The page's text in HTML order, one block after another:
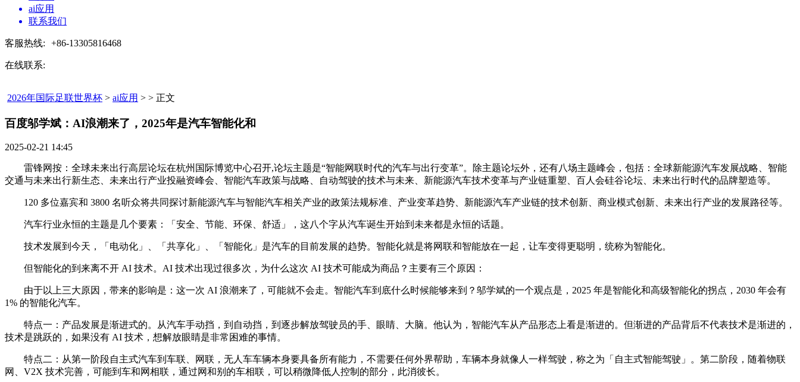
ai应用
联系我们
客服热线: +86-13305816468
在线联系:
2026年国际足联世界杯 > ai应用 > > 正文
百度邬学斌：AI浪潮来了，2025年是汽车智能化和​
2025-02-21 14:45
雷锋网按：全球未来出行高层论坛在杭州国际博览中心召开,论坛主题是“智能网联时代的汽车与出行变革”。除主题论坛外，还有八场主题峰会，包括：全球新能源汽车发展战略、智能
交通与未来出行新生态、未来出行产业投融资峰会、智能汽车政策与战略、自动驾驶的技术与未来、新能源汽车技术变革与产业链重塑、百人会硅谷论坛、未来出行时代的品牌塑造等。
120 多位嘉宾和 3800 名听众将共同探讨新能源汽车与智能汽车相关产业的政策法规标准、产业变革趋势、新能源汽车产业链的技术创新、商业模式创新、未来出行产业的发展路径等。
汽车行业永恒的主题是几个要素：「安全、节能、环保、舒适」，这八个字从汽车诞生开始到未来都是永恒的话题。
技术发展到今天，「电动化」、「共享化」、「智能化」是汽车的目前发展的趋势。智能化就是将网联和智能放在一起，让车变得更聪明，统称为智能化。
但智能化的到来离不开 AI 技术。AI 技术出现过很多次，为什么这次 AI 技术可能成为商品？主要有三个原因：
由于以上三大原因，带来的影响是：这一次 AI 浪潮来了，可能就不会走。智能汽车到底什么时候能够来到？邬学斌的一个观点是，2025 年是智能化和高级智能化的拐点，2030 年会有
1% 的智能化汽车。
特点一：产品发展是渐进式的。从汽车手动挡，到自动挡，到逐步解放驾驶员的手、眼睛、大脑。他认为，智能汽车从产品形态上看是渐进的。但渐进的产品背后不代表技术是渐进的，
技术是跳跃的，如果没有 AI 技术，想解放眼睛是非常困难的事情。
特点二：从第一阶段自主式汽车到车联、网联，无人车车辆本身要具备所有能力，不需要任何外界帮助，车辆本身就像人一样驾驶，称之为「自主式智能驾驶」。第二阶段，随着物联
网、V2X 技术完善，可能到车和网相联，通过网和别的车相联，可以稍微降低人控制的部分，此消彼长。